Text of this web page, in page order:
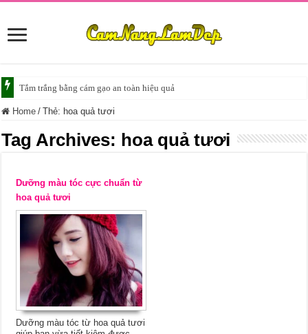
Tắm trắng bằng cám gạo an toàn hiệu quả
Home / Thẻ: hoa quả tươi
Tag Archives: hoa quả tươi
Dưỡng màu tóc cực chuẩn từ
hoa quả tươi
Dưỡng màu tóc từ hoa quả tươi